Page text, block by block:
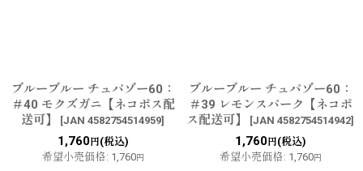
ブルーブルー チュパゾー60：
＃40 モクズガニ【ネコポス配
送可】
[JAN 4582754514959]
1,760円(税込)
希望小売価格: 1,760円
ブルーブルー チュパゾー60：
＃39 レモンスパーク【ネコポ
ス配送可】
[JAN 4582754514942]
1,760円(税込)
希望小売価格: 1,760円